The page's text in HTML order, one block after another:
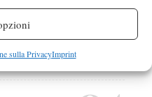
sulla PrivacyImprint
all’aperto